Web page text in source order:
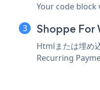
Your code block
Shoppe For
Htmlまたは埋め
Recurring